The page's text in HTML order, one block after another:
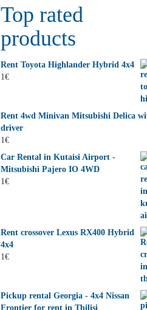
Top rated
products
Rent Toyota Highlander Hybrid 4x4
1€
Rent 4wd Minivan Mitsubishi Delica
driver
1€
Car Rental in Kutaisi Airport -
Mitsubishi Pajero IO 4WD
1€
Rent crossover Lexus RX400 Hybrid
4x4
1€
Pickup rental Georgia - 4x4 Nissan
Frontier for rent in Tbilisi